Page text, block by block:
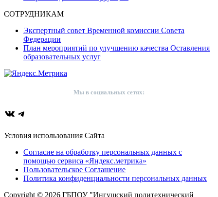
СОТРУДНИКАМ
Экспертный совет Временной комиссии Совета
Федерации
План мероприятий по улучшению качества Оставления
образовательных услуг
Мы в социальных сетях:
ВКонтакте
Telegram
Условия использования Сайта
Согласие на обработку персональных данных с
помощью сервиса «Яндекс.метрика»
Пользовательское Соглашение
Политика конфиденциальности персональных данных
Copyright © 2026 ГБПОУ "Ингушский политехнический